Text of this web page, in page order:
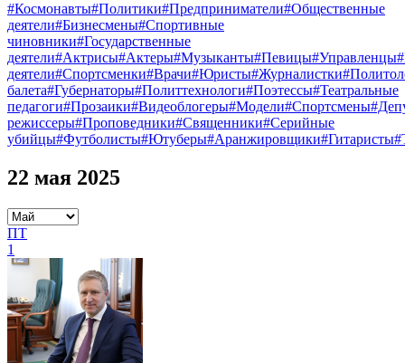
#Космонавты#Политики#Предприниматели#Общественные
деятели#Бизнесмены#Спортивные
чиновники#Государственные
деятели#Актрисы#Актеры#Музыканты#Певицы#Управленцы
деятели#Спортсменки#Врачи#Юристы#Журналистки
балета#Губернаторы#Политтехнологи#Поэтессы#Театральные
педагоги#Прозаики#Видеоблогеры#Модели#Спортсмены
режиссеры#Проповедники#Священники#Серийные
убийцы#Футболисты#Ютуберы#Аранжировщики#Гитаристы
22 мая 2025
ПТ
1